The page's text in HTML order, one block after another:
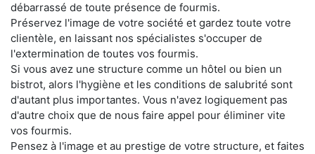
débarrassé de toute présence de fourmis.
Préservez l'image de votre société et gardez toute votre
clientèle, en laissant nos spécialistes s'occuper de
l'extermination de toutes vos fourmis.
Si vous avez une structure comme un hôtel ou bien un
bistrot, alors l'hygiène et les conditions de salubrité sont
d'autant plus importantes. Vous n'avez logiquement pas
d'autre choix que de nous faire appel pour éliminer vite
vos fourmis.
Pensez à l'image et au prestige de votre structure, et faites